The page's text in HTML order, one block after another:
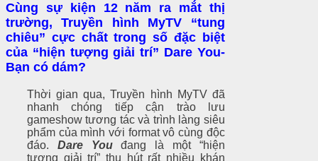
Cùng sự kiện 12 năm ra mắt thị
trường, Truyền hình MyTV “tung
chiêu” cực chất trong số đặc biệt
của “hiện tượng giải trí” Dare You-
Bạn có dám?
Thời gian qua, Truyền hình MyTV đã
nhanh chóng tiếp cận trào lưu
gameshow tương tác và trình làng siêu
phẩm của mình với format vô cùng độc
đáo. Dare Youđang là một “hiện
tượng giải trí” thu hút rất nhiều khán